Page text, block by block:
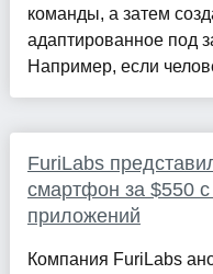
команды, а затем
адаптированное под
Например, если
FuriLabs
смартфон за $550
приложений
Компания FuriLabs